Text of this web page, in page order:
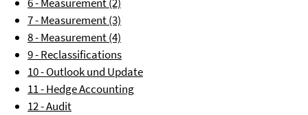
7 - Measurement (3)
8 - Measurement (4)
9 - Reclassifications
10 - Outlook und Update
11 - Hedge Accounting
12 - Audit